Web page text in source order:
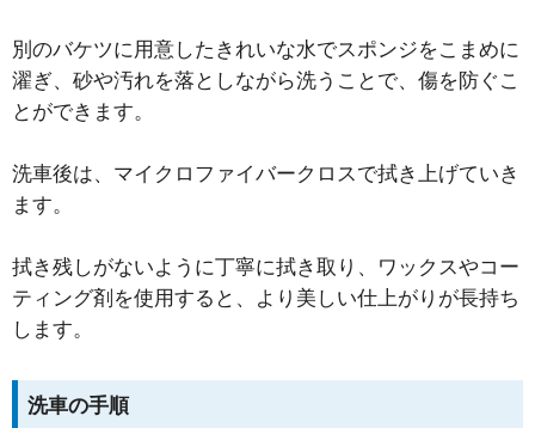
別のバケツに用意したきれいな水でスポンジをこまめに
濯ぎ、砂や汚れを落としながら洗うことで、傷を防ぐこ
とができます。
洗車後は、マイクロファイバークロスで拭き上げていき
ます。
拭き残しがないように丁寧に拭き取り、ワックスやコー
ティング剤を使用すると、より美しい仕上がりが長持ち
します。
洗車の手順